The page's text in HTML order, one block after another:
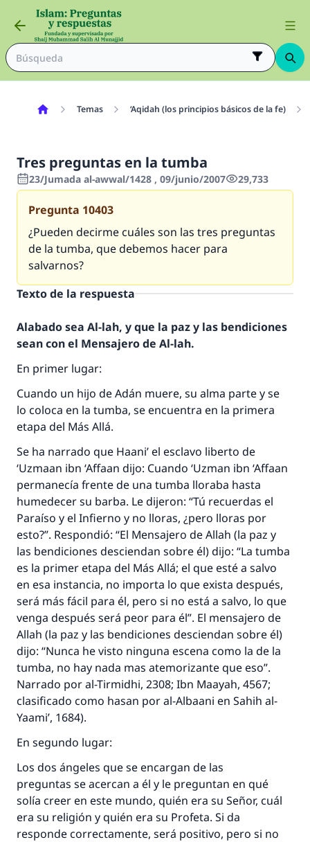
Temas ‘Aqidah (los principios básicos de la fe)
Tres preguntas en la tumba
23/Jumada al-awwal/1428 , 09/junio/2007 29,733
Pregunta 10403
¿Pueden decirme cuáles son las tres preguntas
de la tumba, que debemos hacer para
salvarnos?
Texto de la respuesta
Alabado sea Al-lah, y que la paz y las bendiciones
sean con el Mensajero de Al-lah.
En primer lugar:
Cuando un hijo de Adán muere, su alma parte y se
lo coloca en la tumba, se encuentra en la primera
etapa del Más Allá.
Se ha narrado que Haani’ el esclavo liberto de
‘Uzmaan ibn ‘Affaan dijo: Cuando ‘Uzman ibn ‘Affaan
permanecía frente de una tumba lloraba hasta
humedecer su barba. Le dijeron: “Tú recuerdas el
Paraíso y el Infierno y no lloras, ¿pero lloras por
esto?”. Respondió: “El Mensajero de Allah (la paz y
las bendiciones desciendan sobre él) dijo: “La tumba
es la primer etapa del Más Allá; el que esté a salvo
en esa instancia, no importa lo que exista después,
será más fácil para él, pero si no está a salvo, lo que
venga después será peor para él”. El mensajero de
Allah (la paz y las bendiciones desciendan sobre él)
dijo: “Nunca he visto ninguna escena como la de la
tumba, no hay nada mas atemorizante que eso”.
Narrado por al-Tirmidhi, 2308; Ibn Maayah, 4567;
clasificado como hasan por al-Albaani en Sahih al-
Yaami’, 1684).
En segundo lugar:
Los dos ángeles que se encargan de las
preguntas se acercan a él y le preguntan en qué
solía creer en este mundo, quién era su Señor, cuál
era su religión y quién era su Profeta. Si da
responde correctamente, será positivo, pero si no